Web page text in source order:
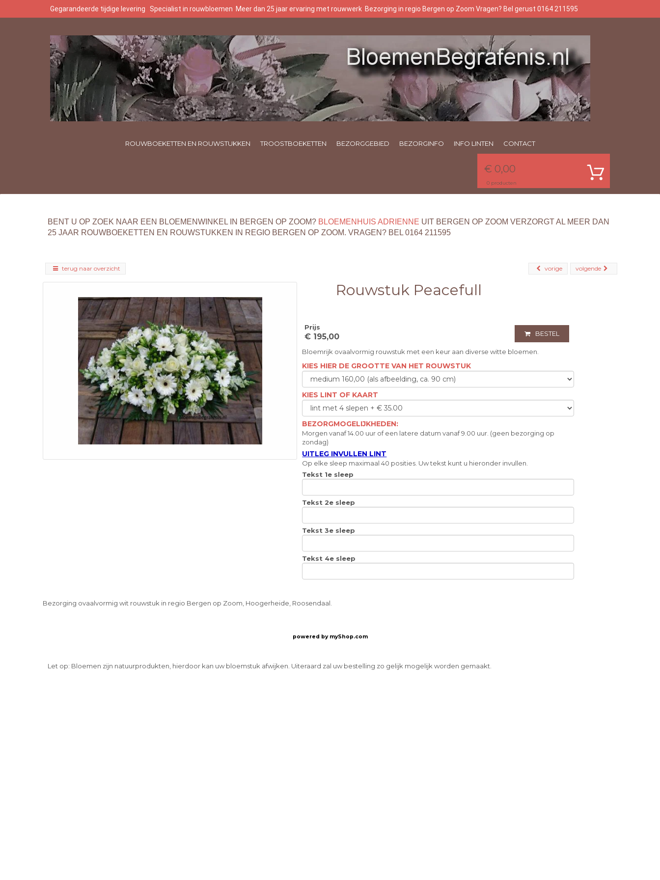
Gegarandeerde tijdige levering Specialist in rouwbloemen Meer dan 25 jaar ervaring met rouwwerk Bezorging in regio Bergen op Zoom Vragen? Bel gerust 0164 211595
ROUWBOEKETTEN EN ROUWSTUKKEN TROOSTBOEKETTEN BEZORGGEBIED BEZORGINFO INFO LINTEN CONTACT
€ 0,00
0 producten
BENT U OP ZOEK NAAR EEN BLOEMENWINKEL IN BERGEN OP ZOOM? BLOEMENHUIS ADRIENNE UIT BERGEN OP ZOOM VERZORGT AL MEER DAN
25 JAAR ROUWBOEKETTEN EN ROUWSTUKKEN IN REGIO BERGEN OP ZOOM. VRAGEN? BEL 0164 211595
terug naar overzicht volgende
vorige
Rouwstuk Peacefull
Prijs
€ 195,00 BESTEL
Bloemrijk ovaalvormig rouwstuk met een keur aan diverse witte bloemen.
KIES HIER DE GROOTTE VAN HET ROUWSTUK
KIES LINT OF KAART
BEZORGMOGELIJKHEDEN:
Morgen vanaf 14.00 uur of een latere datum vanaf 9.00 uur. (geen bezorging op
zondag)
UITLEG INVULLEN LINT
Op elke sleep maximaal 40 posities. Uw tekst kunt u hieronder invullen.
Tekst 1e sleep
Tekst 2e sleep
Tekst 3e sleep
Tekst 4e sleep
Bezorging ovaalvormig wit rouwstuk in regio Bergen op Zoom, Hoogerheide, Roosendaal.
powered by myShop.com
Let op: Bloemen zijn natuurprodukten, hierdoor kan uw bloemstuk afwijken. Uiteraard zal uw bestelling zo gelijk mogelijk worden gemaakt.